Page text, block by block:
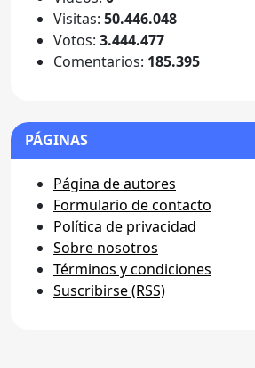
Visitas: 50.446.048
Votos: 3.444.477
Comentarios: 185.395
PÁGINAS
Página de autores
Formulario de contacto
Política de privacidad
Sobre nosotros
Términos y condiciones
Suscribirse (RSS)